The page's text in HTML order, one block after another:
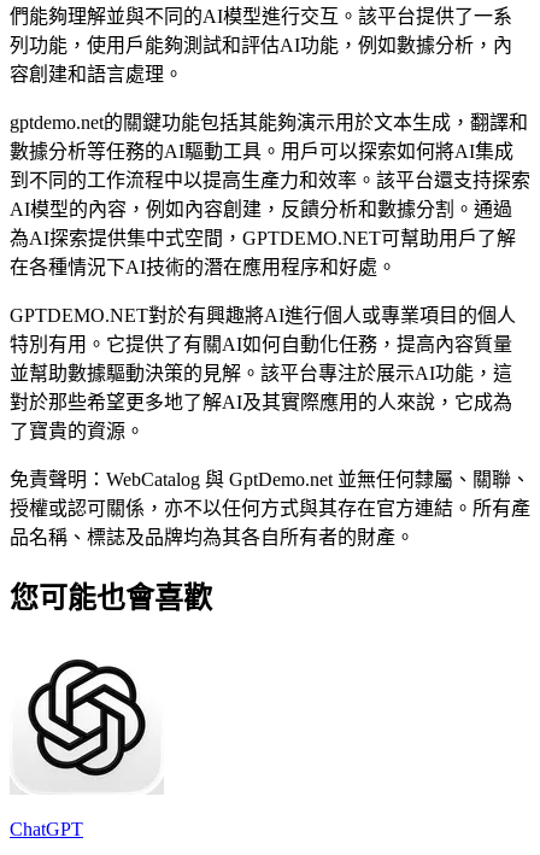
們能夠理解並與不同的AI模型進行交互。該平台提供了一系
列功能，使用戶能夠測試和評估AI功能，例如數據分析，內
容創建和語言處理。
gptdemo.net的關鍵功能包括其能夠演示用於文本生成，翻譯和
數據分析等任務的AI驅動工具。用戶可以探索如何將AI集成
到不同的工作流程中以提高生產力和效率。該平台還支持探索
AI模型的內容，例如內容創建，反饋分析和數據分割。通過
為AI探索提供集中式空間，GPTDEMO.NET可幫助用戶了解
在各種情況下AI技術的潛在應用程序和好處。
GPTDEMO.NET對於有興趣將AI進行個人或專業項目的個人
特別有用。它提供了有關AI如何自動化任務，提高內容質量
並幫助數據驅動決策的見解。該平台專注於展示AI功能，這
對於那些希望更多地了解AI及其實際應用的人來說，它成為
了寶貴的資源。
免責聲明：WebCatalog 與 GptDemo.net 並無任何隸屬、關聯、
授權或認可關係，亦不以任何方式與其存在官方連結。所有產
品名稱、標誌及品牌均為其各自所有者的財產。
您可能也會喜歡
ChatGPT